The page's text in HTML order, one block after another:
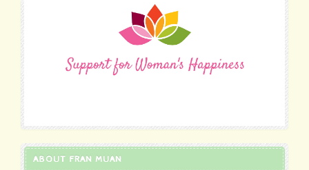
ABOUT FRAN MUAN